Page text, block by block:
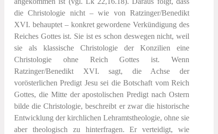
die Christologie nicht – wie von Ratzinger/Benedikt
XVI. behauptet – konkret gewordene Verkündigung des
Reiches Gottes ist. Sie ist es schon deswegen nicht, weil
sie als klassische Christologie der Konzilien eine
Christologie ohne Reich Gottes ist. Wenn
Ratzinger/Benedikt XVI. sagt, die Achse der
vorösterlichen Predigt Jesu sei die Botschaft vom Reich
Gottes, die Mitte der apostolischen Predigt nach Ostern
bilde die Christologie, beschreibt er zwar die historische
Entwicklung der kirchlichen Lehramtstheologie, ohne sie
aber theologisch zu hinterfragen. Er verteidigt, wie